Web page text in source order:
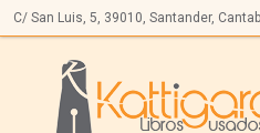
C/ San Luis, 5, 39010, Santander,